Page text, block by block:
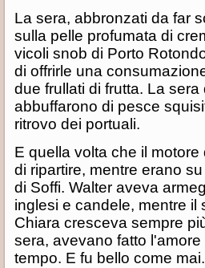
La sera, abbronzati da far
sulla pelle profumata di
vicoli snob di Porto
di offrirle una
due frullati di frutta. La
abbuffarono di pesce
ritrovo dei portuali.
E quella volta che il
di ripartire, mentre erano
di Soffi. Walter aveva
inglesi e candele, mentre
Chiara cresceva sempre
sera, avevano fatto
tempo. E fu bello come mai.